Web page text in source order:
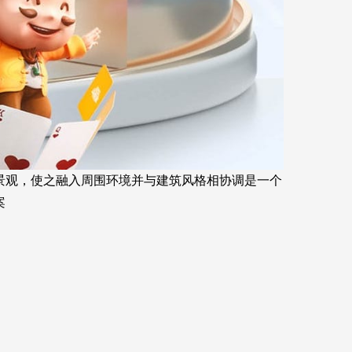
，使之融入周围环境并与建筑风格相协调是一个